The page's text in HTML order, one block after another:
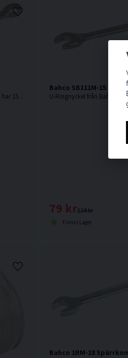
U-Ringnyckel från Bahco med Ringände som har 15° vinkel som ger plats för knogarna.
Bahco SB111M-15 U-
124 kr
79 kr
Finns i Lager
Bahco 1RM-18